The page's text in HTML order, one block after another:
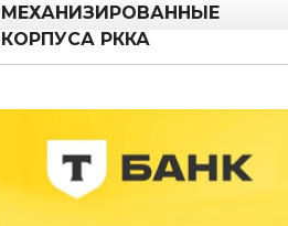
МЕХАНИЗИРОВАННЫЕ
КОРПУСА РККА